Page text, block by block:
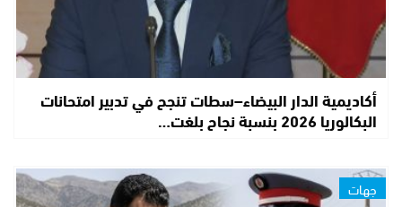
أكاديمية الدار البيضاء–سطات تنجح في تدبير امتحانات
البكالوريا 2026 بنسبة نجاح بلغت…
جهات